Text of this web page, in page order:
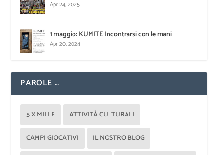
Apr 24, 2025
1 maggio: KUMITE Incontrarsi con le mani
Apr 20, 2024
PAROLE …
5 X MILLE ATTIVITÀ CULTURALI
CAMPI GIOCATIVI IL NOSTRO BLOG